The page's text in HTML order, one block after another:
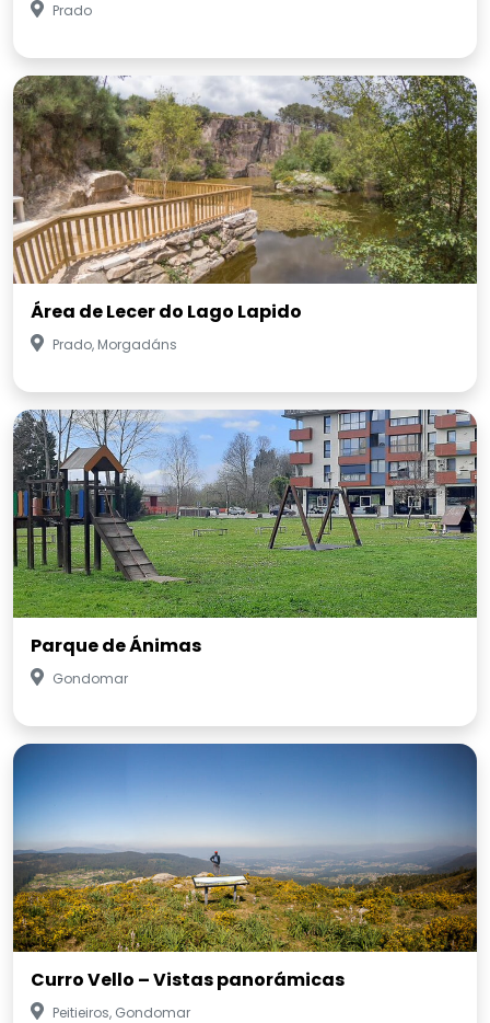
Prado
Área de Lecer do Lago Lapido
Prado, Morgadáns
Parque de Ánimas
Gondomar
Curro Vello – Vistas panorámicas
Peitieiros, Gondomar